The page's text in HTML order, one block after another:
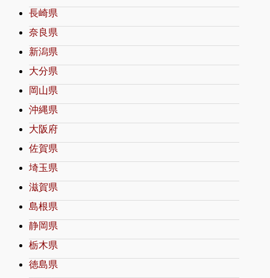
長崎県
奈良県
新潟県
大分県
岡山県
沖縄県
大阪府
佐賀県
埼玉県
滋賀県
島根県
静岡県
栃木県
徳島県